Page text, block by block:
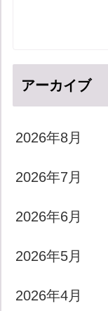
アーカイブ
2026年8月
2026年7月
2026年6月
2026年5月
2026年4月